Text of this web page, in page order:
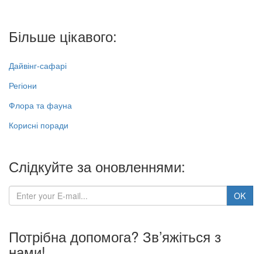
Більше цікавого:
Дайвінг-сафарі
Регіони
Флора та фауна
Корисні поради
Слідкуйте за оновленнями:
Потрібна допомога? Зв’яжіться з